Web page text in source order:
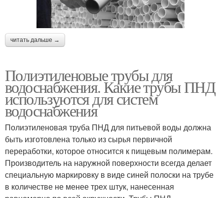
читать дальше →
Полиэтиленовые трубы для
водоснабжения. Какие трубы ПНД
используются для систем
водоснабжения
Полиэтиленовая труба ПНД для питьевой воды должна
быть изготовлена только из сырья первичной
переработки, которое относится к пищевым полимерам.
Производитель на наружной поверхности всегда делает
специальную маркировку в виде синей полоски на трубе
в количестве не менее трех штук, нанесенная